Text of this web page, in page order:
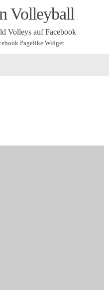
Volleyball
Volleys auf Facebook